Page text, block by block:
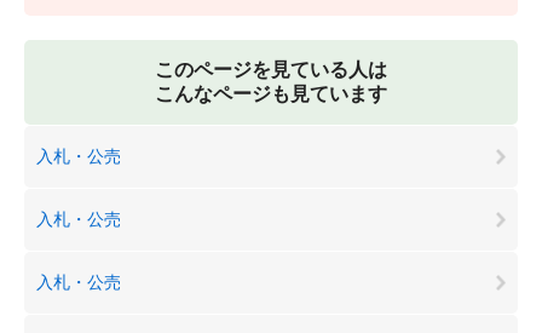
このページを見ている人は
こんなページも見ています
入札・公売
入札・公売
入札・公売